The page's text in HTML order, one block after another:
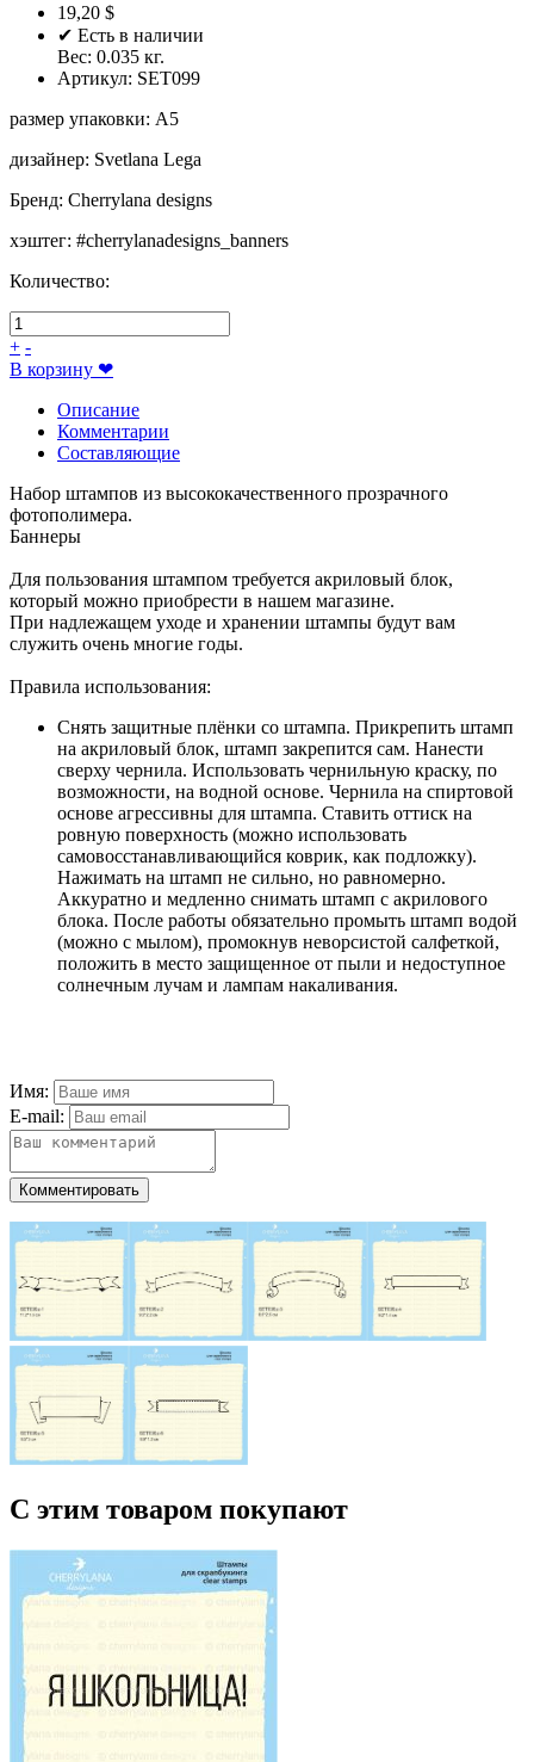
19,20 $
✔ Есть в наличии
Вес: 0.035 кг.
Артикул: SET099
размер упаковки: A5
дизайнер: Svetlana Lega
Бренд: Cherrylana designs
хэштег: #cherrylanadesigns_banners
Количество:
+ -
В корзину ❤
Описание
Комментарии
Составляющие
Набор штампов из высококачественного прозрачного
фотополимера.
Баннеры
Для пользования штампом требуется акриловый блок,
который можно приобрести в нашем магазине.
При надлежащем уходе и хранении штампы будут вам
служить очень многие годы.
Правила использования:
Снять защитные плёнки со штампа. Прикрепить штамп
на акриловый блок, штамп закрепится сам. Нанести
сверху чернила. Использовать чернильную краску, по
возможности, на водной основе. Чернила на спиртовой
основе агрессивны для штампа. Ставить оттиск на
ровную поверхность (можно использовать
самовосстанавливающийся коврик, как подложку).
Нажимать на штамп не сильно, но равномерно.
Аккуратно и медленно снимать штамп с акрилового
блока. После работы обязательно промыть штамп водой
(можно с мылом), промокнув неворсистой салфеткой,
положить в место защищенное от пыли и недоступное
солнечным лучам и лампам накаливания.
Имя:
E-mail:
Комментировать
С этим товаром покупают